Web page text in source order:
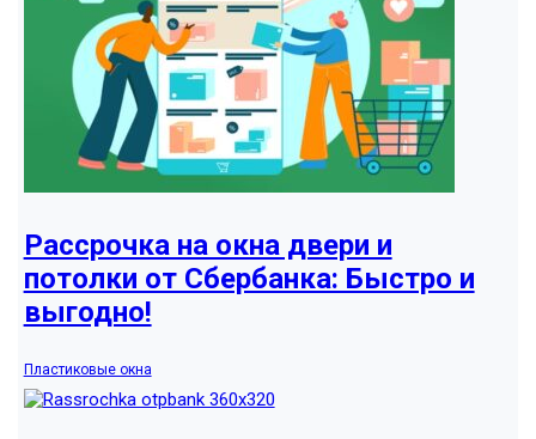
Рассрочка на окна двери и
потолки от Сбербанка: Быстро и
выгодно!
Пластиковые окна